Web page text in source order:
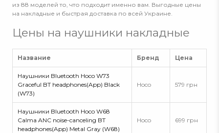
из 88 моделей то, что подходит именно вам. Выгодные цены
на накладные и быстрая доставка по всей Украине.
Цены на наушники накладные
Название Бренд Цена
Наушники Bluetooth Hoco W73
Graceful BT headphones(App) Black
(W73)
Hoco 579 грн
Наушники Bluetooth Hoco W68
Calma ANC noise-canceling BT
headphones(App) Metal Gray (W68)
Hoco 699 грн